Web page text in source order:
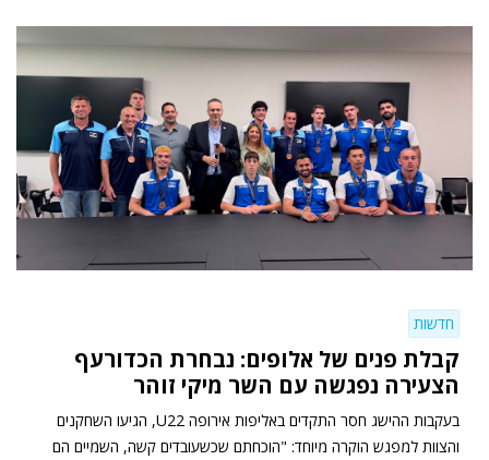
חדשות
קבלת פנים של אלופים: נבחרת הכדורעף
הצעירה נפגשה עם השר מיקי זוהר
בעקבות ההישג חסר התקדים באליפות אירופה U22, הגיעו השחקנים
והצוות למפגש הוקרה מיוחד: "הוכחתם שכשעובדים קשה, השמיים הם